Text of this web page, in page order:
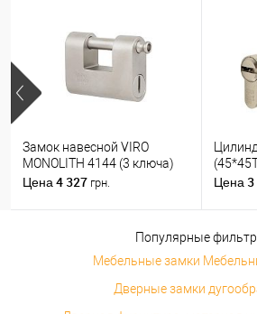
Замок навесной VIRO
MONOLITH 4144 (3 ключа)
Цена 4 327 грн.
Цена
Популярные
Мебельные замки
Дверные замки